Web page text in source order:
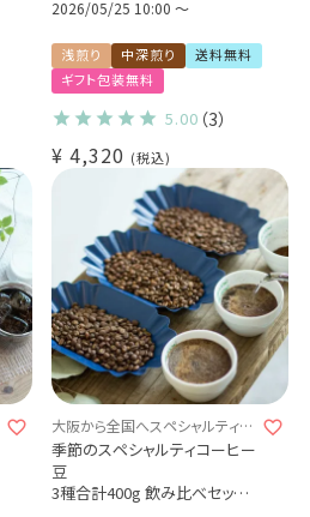
コロンビア カーニャドゥルセ
2026/05/25 10:00〜
浅煎り 中深煎り
送料無料
ギフト包装無料
5.00 （3）
¥ 4,320 税込
大阪から全国へスペシャルティコ
ーヒーをお届け
季節のスペシャルティコーヒー
豆
3種合計400g 飲み比べセット